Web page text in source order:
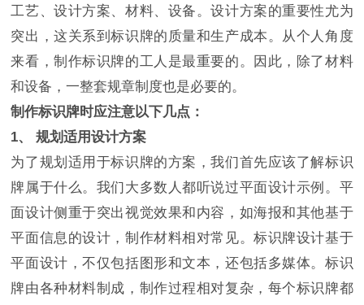
工艺、设计方案、材料、设备。设计方案的重要性尤为
突出，这关系到标识牌的质量和生产成本。从个人角度
来看，制作标识牌的工人是最重要的。因此，除了材料
和设备，一整套规章制度也是必要的。
制作标识牌时应注意以下几点：
1、 规划适用设计方案
为了规划适用于标识牌的方案，我们首先应该了解标识
牌属于什么。我们大多数人都听说过平面设计示例。平
面设计侧重于突出视觉效果和内容，如海报和其他基于
平面信息的设计，制作材料相对常见。标识牌设计基于
平面设计，不仅包括图形和文本，还包括多媒体。标识
牌由各种材料制成，制作过程相对复杂，每个标识牌都